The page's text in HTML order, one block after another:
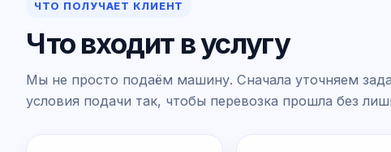
ЧТО ПОЛУЧАЕТ КЛИЕНТ
Что входит в услугу
Мы не просто подаём машину. Сначала уточняем
условия подачи так, чтобы перевозка прошла без